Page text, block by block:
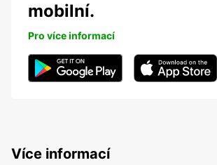
mobilní.
Pro více informací
Více informací